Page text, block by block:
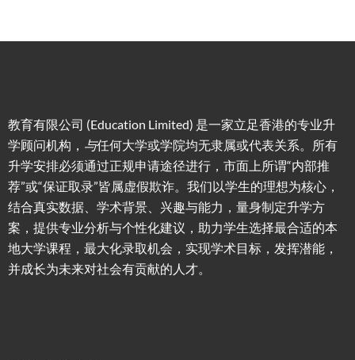
教育有限公司 (Education Limited) 是一家立足香港的专业升
学顾问机构， 与任何大学或学院均无隶属或代表关系。所有
升学安排必须通过正规申请途径进行，市面上所谓“内部推
荐”或“保证取录”皆属虚假欺诈。我们以学生的理想为核心，
结合真实数据、学术背景、兴趣与能力，量身制定升学方
案，提供专业分析与个性化建议，助力学生选择最合适的本
地大学课程，最大化录取机会，实现学术目标，发挥潜能，
并成长为未来对社会有贡献的人才。